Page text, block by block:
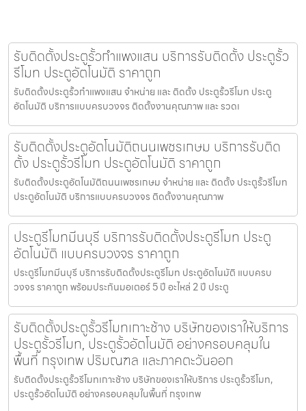
รับติดตั้งประตูรั้วกำแพงแสน บริการรับติดตั้ง ประตูรั้ว
รีโมท ประตูอัตโนมัติ ราคาถูก
รับติดตั้งประตูรั้วกำแพงแสน จำหน่าย และ ติดตั้ง ประตูรั้วรีโมท ประตู
อัตโนมัติ บริการแบบครบวงจร ติดตั้งงานคุณภาพ และ รวดเ
รับติดตั้งประตูอัตโนมัติถนนเพชรเกษม บริการรับติด
ตั้ง ประตูรั้วรีโมท ประตูอัตโนมัติ ราคาถูก
รับติดตั้งประตูอัตโนมัติถนนเพชรเกษม จำหน่าย และ ติดตั้ง ประตูรั้วรีโมท
ประตูอัตโนมัติ บริการแบบครบวงจร ติดตั้งงานคุณภาพ
ประตูรีโมทมีนบุรี บริการรับติดตั้งประตูรีโมท ประตู
อัตโนมัติ แบบครบวงจร ราคาถูก
ประตูรีโมทมีนบุรี บริการรับติดตั้งประตูรีโมท ประตูอัตโนมัติ แบบครบ
วงจร ราคาถูก พร้อมประกันมอเตอร์ 5 ปี อะไหล่ 2 ปี ประตู
รับติดตั้งประตูรั้วรีโมทเกาะช้าง บริษัทของเราให้บริการ
ประตูรั้วรีโมท, ประตูรั้วอัตโนมัติ อย่างครอบคลุมใน
พื้นที่ กรุงเทพ ปริมณฑล และภาคตะวันออก
รับติดตั้งประตูรั้วรีโมทเกาะช้าง บริษัทของเราให้บริการ ประตูรั้วรีโมท,
ประตูรั้วอัตโนมัติ อย่างครอบคลุมในพื้นที่ กรุงเทพ